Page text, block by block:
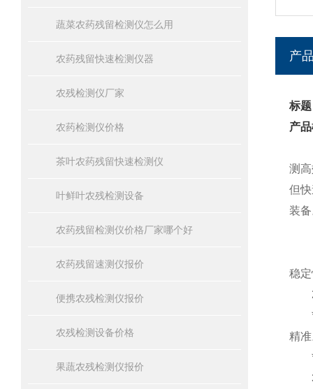
蔬菜农药残留检测仪怎么用
农药残留快速检测仪器
农残检测仪厂家
农药检测仪价格
茶叶农药残留快速检测仪
叶鲜叶农残检测设备
农药残留检测仪价格厂家哪个好
农药残留速测仪报价
便携农残检测仪报价
农残检测设备价格
果蔬农残检测仪报价
产
标
产
测
但
装
稳
2
*
精
*
3